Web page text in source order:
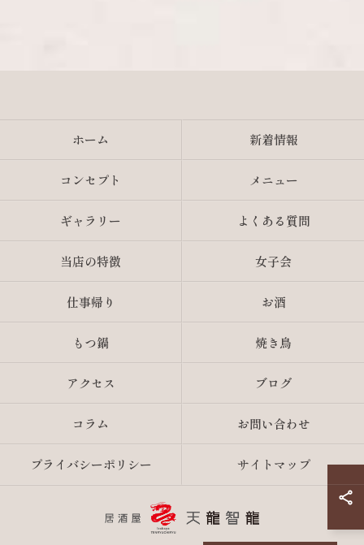
ホーム 新着情報
コンセプト メニュー
ギャラリー よくある質問
当店の特徴 女子会
仕事帰り お酒
もつ鍋 焼き鳥
アクセス ブログ
コラム お問い合わせ
プライバシーポリシー サイトマップ